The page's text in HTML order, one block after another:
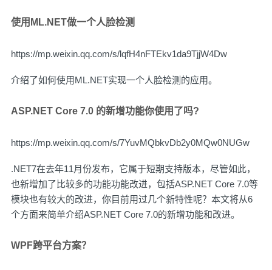
使用ML.NET做一个人脸检测
https://mp.weixin.qq.com/s/lqfH4nFTEkv1da9TjjW4Dw
介绍了如何使用ML.NET实现一个人脸检测的应用。
ASP.NET Core 7.0 的新增功能你使用了吗?
https://mp.weixin.qq.com/s/7YuvMQbkvDb2y0MQw0NUGw
.NET7在去年11月份发布，它属于短期支持版本，尽管如此，
也新增加了比较多的功能功能改进，包括ASP.NET Core 7.0等
模块也有较大的改进，你目前用过几个新特性呢？本文将从6
个方面来简单介绍ASP.NET Core 7.0的新增功能和改进。
WPF跨平台方案？